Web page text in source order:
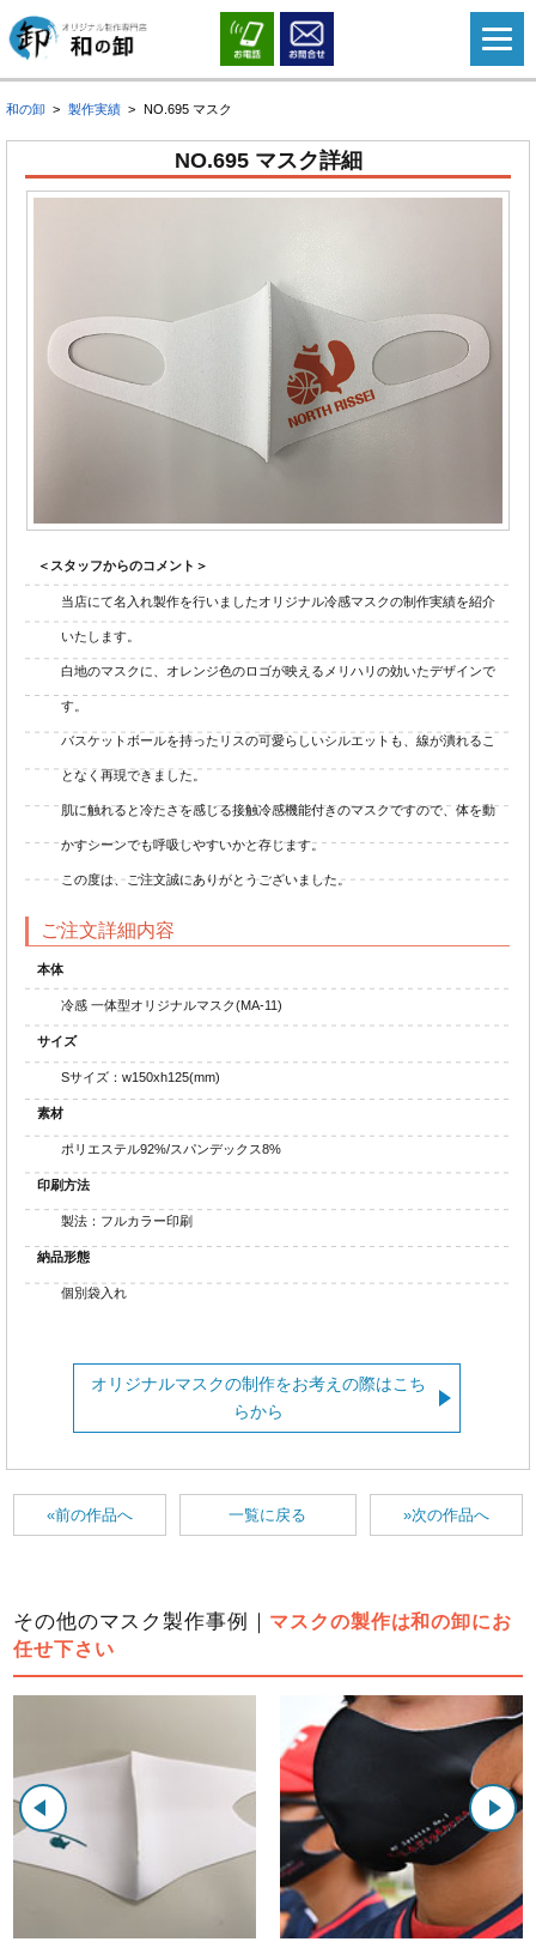
和の卸 製作実績 NO.695 マスク
NO.695 マスク詳細
＜スタッフからのコメント＞
当店にて名入れ製作を行いましたオリジナル冷感マスクの制作実績を紹介
いたします。
白地のマスクに、オレンジ色のロゴが映えるメリハリの効いたデザインで
す。
バスケットボールを持ったリスの可愛らしいシルエットも、線が潰れるこ
となく再現できました。
肌に触れると冷たさを感じる接触冷感機能付きのマスクですので、体を動
かすシーンでも呼吸しやすいかと存じます。
この度は、ご注文誠にありがとうございました。
ご注文詳細内容
本体
冷感 一体型オリジナルマスク(MA-11)
サイズ
Sサイズ：w150xh125(mm)
素材
ポリエステル92%/スパンデックス8%
印刷方法
製法：フルカラー印刷
納品形態
個別袋入れ
オリジナルマスクの制作をお考えの際はこち
らから
«前の作品へ »次の作品へ
一覧に戻る
その他のマスク製作事例｜ マスクの製作は和の卸にお
任せ下さい